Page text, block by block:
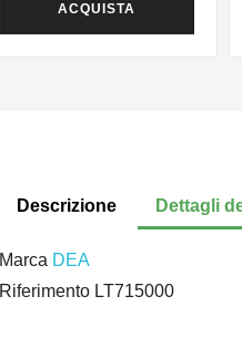
ACQUISTA
Descrizione Dettagli
Marca DEA
Riferimento LT715000